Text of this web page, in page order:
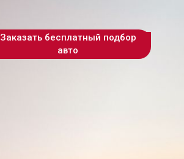
Заказать бесплатный подбор
авто